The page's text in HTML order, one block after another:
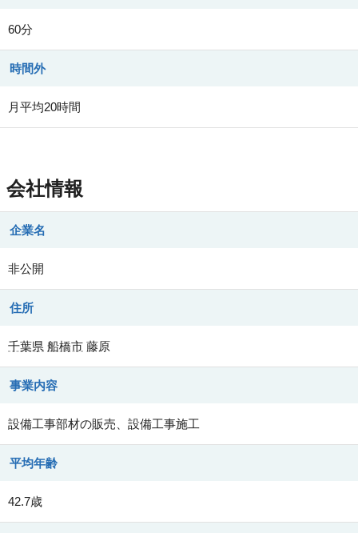
60分
時間外
月平均20時間
会社情報
企業名
非公開
住所
千葉県 船橋市 藤原
事業内容
設備工事部材の販売、設備工事施工
平均年齢
42.7歳